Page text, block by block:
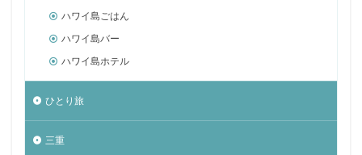
ハワイ島ごはん
ハワイ島バー
ハワイ島ホテル
ひとり旅
三重